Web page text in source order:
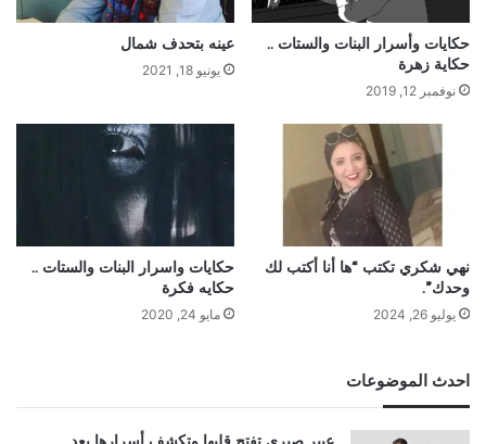
حكايات وأسرار البنات والستات ..
حكاية زهرة
نوفمبر 12, 2019
عينه بتحدف شمال
يونيو 18, 2021
نهي شكري تكتب “ها أنا أكتب لك
وحدك”.
يوليو 26, 2024
حكايات واسرار البنات والستات ..
حكايه فكرة
مايو 24, 2020
احدث الموضوعات